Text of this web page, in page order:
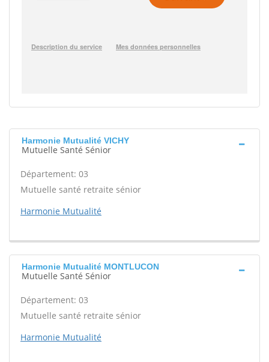
Harmonie Mutualité VICHY
Mutuelle Santé Sénior
Département: 03
Mutuelle santé retraite sénior
Harmonie Mutualité
Harmonie Mutualité MONTLUCON
Mutuelle Santé Sénior
Département: 03
Mutuelle santé retraite sénior
Harmonie Mutualité